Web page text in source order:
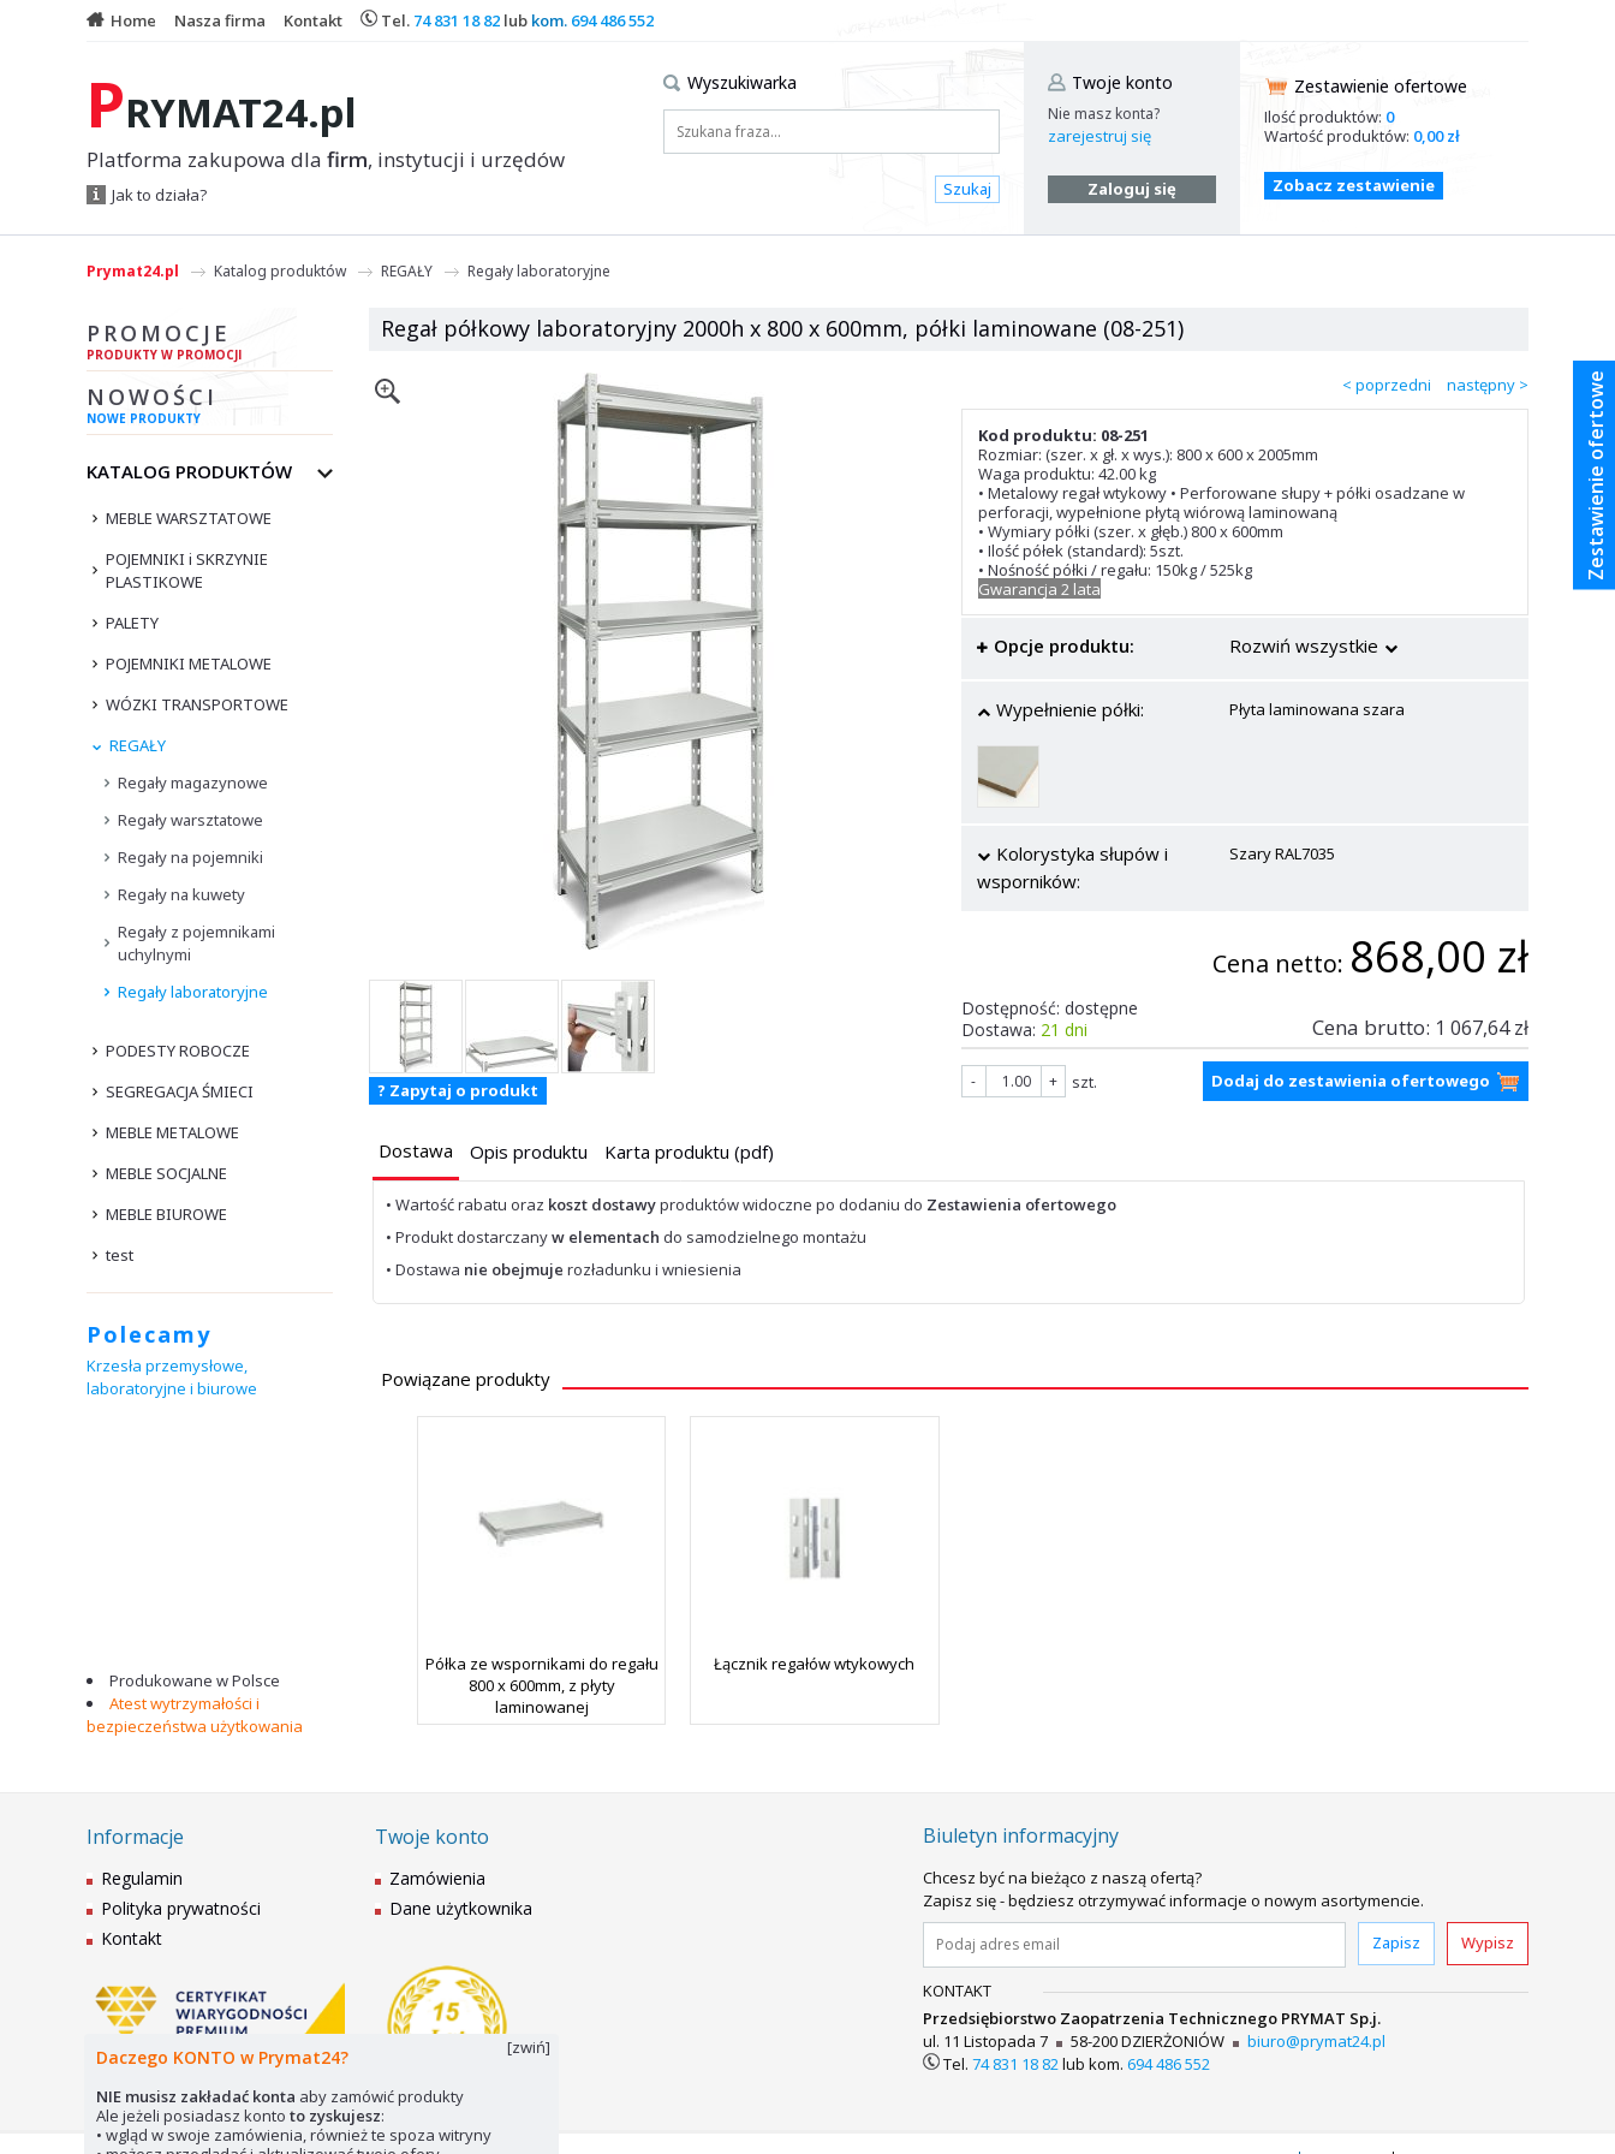
Zestawienie ofertowe
Home Nasza firma Kontakt Tel. 74 831 18 82 lub kom. 694 486 552
PRYMAT24.pl
Platforma zakupowa dla firm, instytucji i urzędów
Jak to działa?
Wyszukiwarka
Szukaj
Twoje konto
Nie masz konta?
zarejestruj się
Zaloguj się
Zestawienie ofertowe
Ilość produktów: 0
Wartość produktów: 0,00 zł
Zobacz zestawienie
Prymat24.pl Katalog produktów REGAŁY Regały laboratoryjne
PROMOCJE
PRODUKTY W PROMOCJI
NOWOŚCI
NOWE PRODUKTY
KATALOG PRODUKTÓW
MEBLE WARSZTATOWE
POJEMNIKI i SKRZYNIE
PLASTIKOWE
PALETY
POJEMNIKI METALOWE
WÓZKI TRANSPORTOWE
REGAŁY
Regały magazynowe
Regały warsztatowe
Regały na pojemniki
Regały na kuwety
Regały z pojemnikami
uchylnymi
Regały laboratoryjne
PODESTY ROBOCZE
SEGREGACJA ŚMIECI
MEBLE METALOWE
MEBLE SOCJALNE
MEBLE BIUROWE
test
Polecamy
Krzesła przemysłowe,
laboratoryjne i biurowe
Produkowane w Polsce
Atest wytrzymałości i
bezpieczeństwa użytkowania
Regał półkowy laboratoryjny 2000h x 800 x 600mm, półki laminowane (08-251)
? Zapytaj o produkt
< poprzedni następny >
Kod produktu: 08-251
Rozmiar: (szer. x gł. x wys.): 800 x 600 x 2005mm
Waga produktu: 42.00 kg
• Metalowy regał wtykowy • Perforowane słupy + półki osadzane w
perforacji, wypełnione płytą wiórową laminowaną
• Wymiary półki (szer. x głęb.) 800 x 600mm
• Ilość półek (standard): 5szt.
• Nośność półki / regału: 150kg / 525kg
Gwarancja 2 lata
Opcje produktu: Rozwiń wszystkie
Wypełnienie półki: Płyta laminowana szara
Kolorystyka słupów i
wsporników:
Szary RAL7035
Dostępność: dostępne
Dostawa: 21 dni
Cena netto: 868,00 zł
Cena brutto: 1 067,64 zł
- + szt. Dodaj do zestawienia ofertowego
Dostawa Opis produktu Karta produktu (pdf)
• Wartość rabatu oraz koszt dostawyproduktów widoczne po dodaniu do Zestawienia ofertowego
• Produkt dostarczanyw elementach do samodzielnego montażu
• Dostawa nie obejmuje rozładunku i wniesienia
Powiązane produkty
Półka ze wspornikami do regału
800 x 600mm, z płyty
laminowanej
Łącznik regałów wtykowych
Informacje
Regulamin
Polityka prywatności
Kontakt
Twoje konto
Zamówienia
Dane użytkownika
Biuletyn informacyjny
Chcesz być na bieżąco z naszą ofertą?
Zapisz się - będziesz otrzymywać informacje o nowym asortymencie.
Zapisz
Wypisz
KONTAKT
Przedsiębiorstwo Zaopatrzenia Technicznego PRYMAT Sp.j.
ul. 11 Listopada 7
58-200 DZIERŻONIÓW
biuro@prymat24.pl
Tel. 74 831 18 82lub kom. 694 486 552
Daczego KONTO w Prymat24?
NIE musisz zakładać konta aby zamówić produkty
Ale jeżeli posiadasz konto to zyskujesz:
• wgląd w swoje zamówienia, również te spoza witryny
[zwiń]